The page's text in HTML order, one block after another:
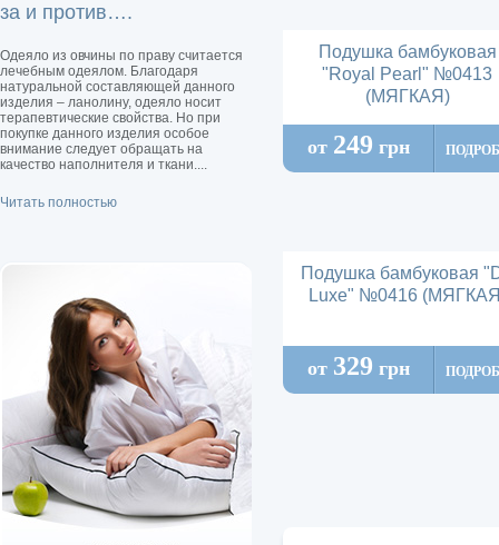
за и против….
Одеяло из овчины по праву считается
лечебным одеялом. Благодаря
натуральной составляющей данного
изделия – ланолину, одеяло носит
терапевтические свойства. Но при
покупке данного изделия особое
внимание следует обращать на
качество наполнителя и ткани....
Читать полностью
Подушка бамбуковая
"Royal Pearl" №0413
(МЯГКАЯ)
от 249 грн
Подушка бамбуковая
Luxe" №0416
от 329 грн